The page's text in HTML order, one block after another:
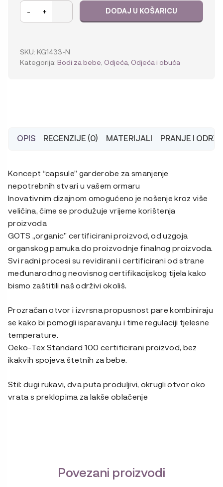
Kenguru
Gold
bebe
s
udobnim
- + DODAJ U KOŠARICU
SKU: KG1433-N
Kategorija: Bodi za bebe Odjeća Odjeća i obuća
OPIS RECENZIJE (0) MATERIJALI PRANJE I
Koncept “capsule” garderobe za smanjenje
nepotrebnih stvari u vašem ormaru
Inovativnim dizajnom omogućeno je nošenje kroz više
veličina, čime se produžuje vrijeme korištenja
proizvoda
GOTS „organic” certificirani proizvod, od uzgoja
organskog pamuka do proizvodnje finalnog proizvoda.
Svi radni procesi su revidirani i certificirani od strane
međunarodnog neovisnog certifikacijskog tijela kako
bismo zaštitili naš održivi okoliš.
Prozračan otvor i izvrsna propusnost pare kombiniraju
se kako bi pomogli isparavanju i time regulaciji tjelesne
temperature.
Oeko-Tex Standard 100 certificirani proizvod, bez
ikakvih spojeva štetnih za bebe.
Stil: dugi rukavi, dva puta produljivi, okrugli otvor oko
vrata s preklopima za lakše oblačenje
Povezani proizvodi